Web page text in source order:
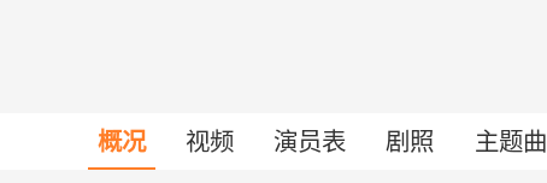
概况 视频 演员表 剧照 主题曲